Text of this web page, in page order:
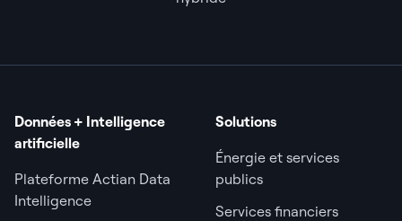
Données + Intelligence
artificielle
Plateforme Actian Data
Intelligence
Solutions
Énergie et services
publics
Services financiers